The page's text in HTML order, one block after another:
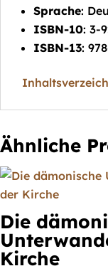
Sprache:
ISBN-10: 3-
ISBN-13:
Ähnliche
Die
Kirche